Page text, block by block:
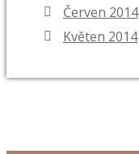
Červen 2014
Květen 2014